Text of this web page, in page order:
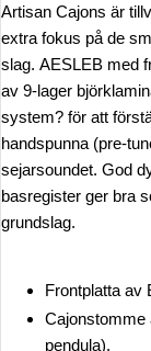
Artisan Cajons är
extra fokus på de
slag. AESLEB med
av 9-lager
system? för att
handspunna (pre-
sejarsoundet. God
basregister ger bra
grundslag.
Frontplatta av
Cajonstomme
pendula).